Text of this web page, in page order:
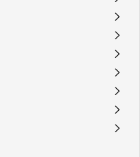
A
A
A
A
A
A
A